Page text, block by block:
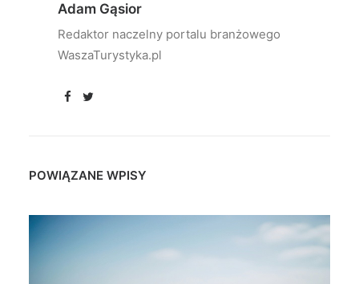
Adam Gąsior
Redaktor naczelny portalu branżowego
WaszaTurystyka.pl
POWIĄZANE WPISY